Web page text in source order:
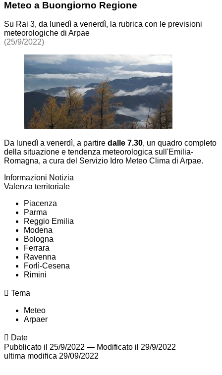
Meteo a Buongiorno Regione
Su Rai 3, da lunedì a venerdì, la rubrica con le previsioni
meteorologiche di Arpae
(25/9/2022)
Da lunedì a venerdì, a partire dalle 7.30, un quadro completo
della situazione e tendenza meteorologica sull'Emilia-
Romagna, a cura del Servizio Idro Meteo Clima di Arpae.
Informazioni Notizia
Valenza territoriale
Piacenza
Parma
Reggio Emilia
Modena
Bologna
Ferrara
Ravenna
Forlì-Cesena
Rimini
Tema
Meteo
Arpaer
Date
Pubblicato il 25/9/2022 — Modificato il 29/9/2022
ultima modifica 29/09/2022